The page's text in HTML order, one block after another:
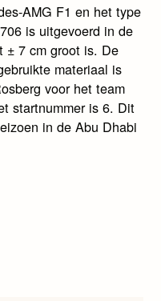
AMG F1 en het type
is uitgevoerd in de
± 7 cm groot is. De
materiaal is
voor het team
startnummer is 6. Dit
in de Abu Dhabi